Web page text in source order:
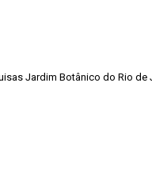
Jardim Botânico do Rio de